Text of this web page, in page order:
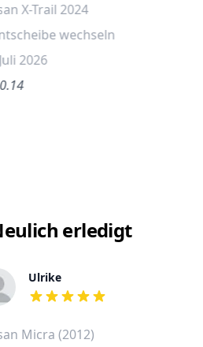
X-Trail 2024
wechseln
2026
erledigt
Ulrike
out of 5 stars
Micra (2012)